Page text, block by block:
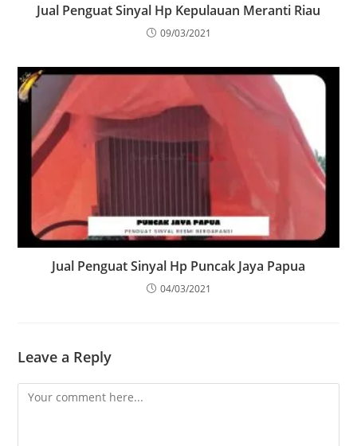
Jual Penguat Sinyal Hp Kepulauan Meranti Riau
09/03/2021
Jual Penguat Sinyal Hp Puncak Jaya Papua
04/03/2021
Leave a Reply
Comment